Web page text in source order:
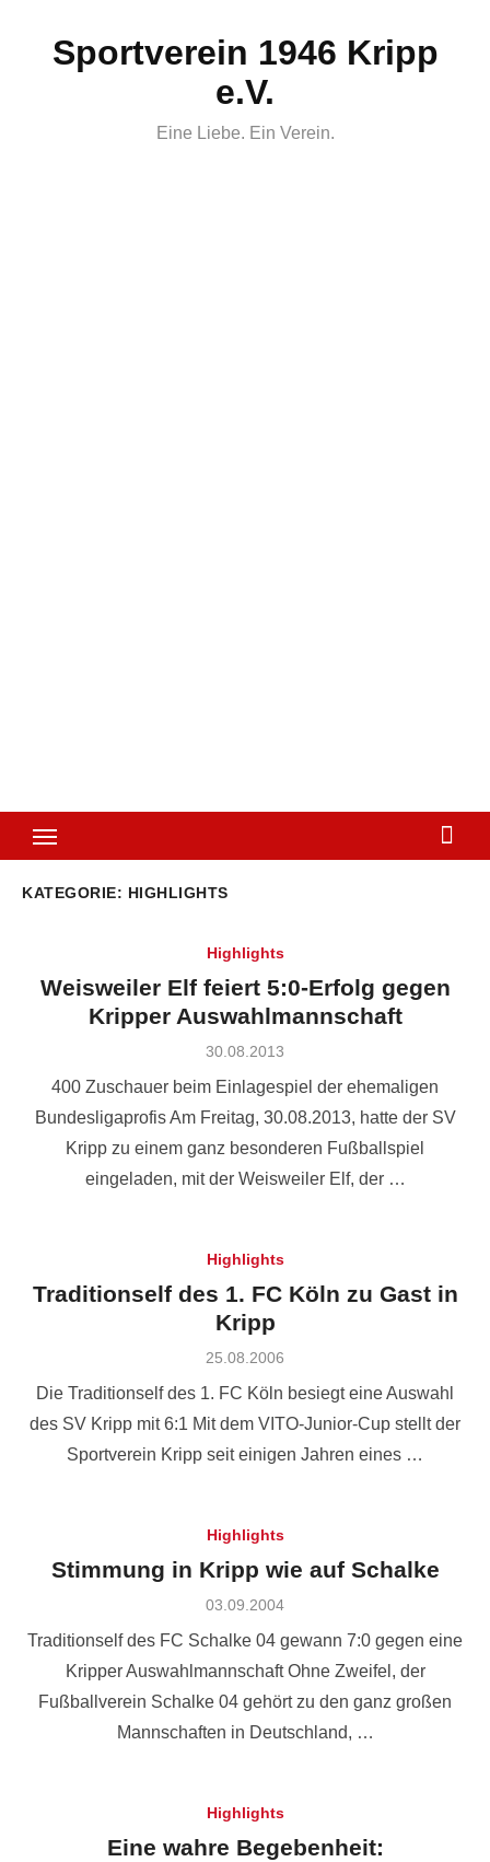
Sportverein 1946 Kripp
e.V.
Eine Liebe. Ein Verein.
KATEGORIE: HIGHLIGHTS
Highlights
Weisweiler Elf feiert 5:0-Erfolg gegen
Kripper Auswahlmannschaft
Posted
30.08.2013
400 Zuschauer beim Einlagespiel der ehemaligen
Bundesligaprofis Am Freitag, 30.08.2013, hatte der SV
Kripp zu einem ganz besonderen Fußballspiel
eingeladen, mit der Weisweiler Elf, der …
Highlights
Traditionself des 1. FC Köln zu Gast in
Kripp
Posted
25.08.2006
Die Traditionself des 1. FC Köln besiegt eine Auswahl
des SV Kripp mit 6:1 Mit dem VITO-Junior-Cup stellt der
Sportverein Kripp seit einigen Jahren eines …
Highlights
Stimmung in Kripp wie auf Schalke
Posted
03.09.2004
Traditionself des FC Schalke 04 gewann 7:0 gegen eine
Kripper Auswahlmannschaft Ohne Zweifel, der
Fußballverein Schalke 04 gehört zu den ganz großen
Mannschaften in Deutschland, …
Highlights
Eine wahre Begebenheit: